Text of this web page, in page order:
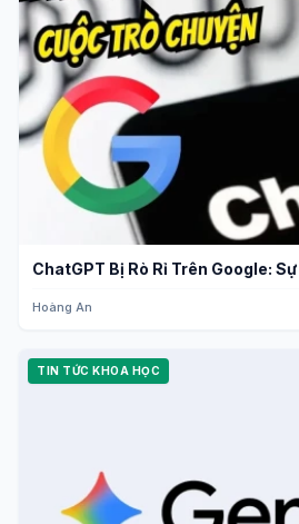
ChatGPT Bị Rò Rỉ Trên Google:
Hoàng An
TIN TỨC KHOA HỌC